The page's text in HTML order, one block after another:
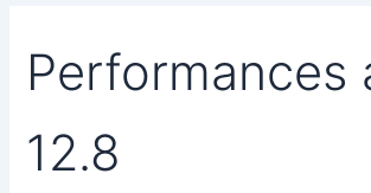
Performances
12.8